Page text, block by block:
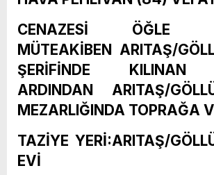
CENAZESİ ÖĞLE
MÜTEAKİBEN ARITAŞ/
ŞERİFİNDE KILINAN
ARDINDAN ARITAŞ/
MEZARLIĞINDA TOPRAĞA
TAZİYE YERİ:ARITAŞ/
EVİ